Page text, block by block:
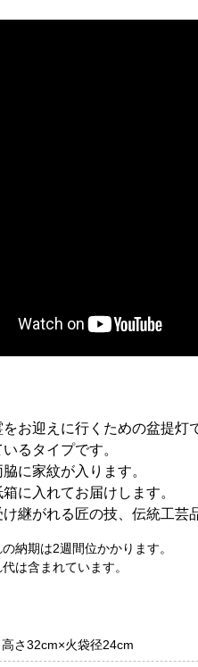
お迎えに行くための盆提灯
るタイプです。
に家紋が入ります。
に入れてお届けします。
継がれる匠の技、伝統工芸
納期は2週間位かかります。
は含まれています。
高さ32cm×火袋径24cm